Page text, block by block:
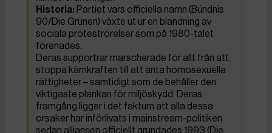
Historia: Partiet vars officiella namn (Bündnis
90/Die Grünen) växte ut ur en blandning av
sociala proteströrelser som på 1980-talet
förenades.
Deras supportrar marscherade för allt från att
stoppa kärnkraften till att anta homosexuella
rättigheter – samtidigt som de behåller den
viktigaste plankan för miljöskydd. Deras
framgång ligger i det faktum att alla dessa
orsaker har införlivats i mainstream-politiken
sedan alliansen officiellt grundades 1993 (Die